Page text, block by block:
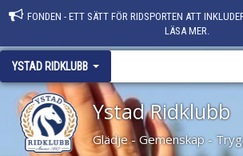
FONDEN - ETT SÄTT FÖR RIDSPORTEN ATT
LÄSA MER.
YSTAD RIDKLUBB
Ystad Ridklubb
Glädje - Gemenskap -